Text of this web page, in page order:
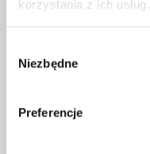
korzystania z ich usług.
zgody
Niezbędne
Preferencje
+